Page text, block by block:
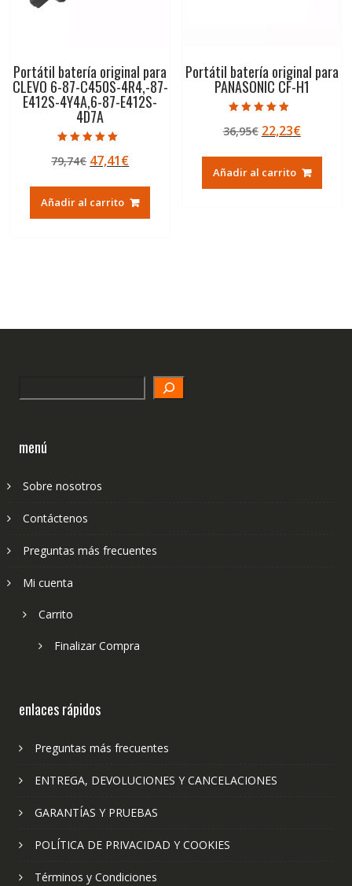
Portátil batería original para
CLEVO 6-87-C450S-4R4,-87-
E412S-4Y4A,6-87-E412S-
4D7A
5.00
de 5
79,74€ El
original
era:
47,41€El
actual
es:
Añadir al carrito
Portátil batería original para
PANASONIC CF-H1
4.50
de 5
36,95€ El
original
era:
22,23€El
actual
es:
Añadir al carrito
menú
Sobre nosotros
Contáctenos
Preguntas más frecuentes
Mi cuenta
Carrito
Finalizar Compra
enlaces rápidos
Preguntas más frecuentes
ENTREGA, DEVOLUCIONES Y CANCELACIONES
GARANTÍAS Y PRUEBAS
POLÍTICA DE PRIVACIDAD Y COOKIES
Términos y Condiciones